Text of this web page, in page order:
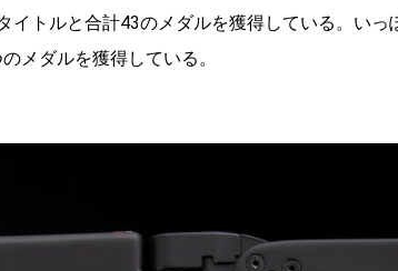
イトルと合計43のメダルを獲得している。い
メダルを獲得している。